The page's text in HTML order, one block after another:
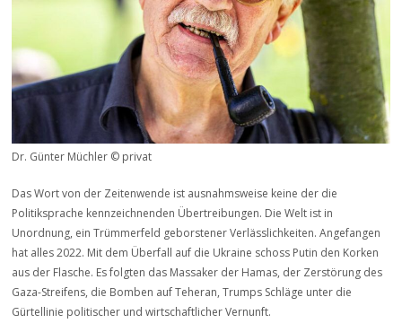
Dr. Günter Müchler © privat
Das Wort von der Zeitenwende ist ausnahmsweise keine der die
Politiksprache kennzeichnenden Übertreibungen. Die Welt ist in
Unordnung, ein Trümmerfeld geborstener Verlässlichkeiten. Angefangen
hat alles 2022. Mit dem Überfall auf die Ukraine schoss Putin den Korken
aus der Flasche. Es folgten das Massaker der Hamas, der Zerstörung des
Gaza-Streifens, die Bomben auf Teheran, Trumps Schläge unter die
Gürtellinie politischer und wirtschaftlicher Vernunft.